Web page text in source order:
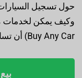
حول تسجيل
Buy Any Car) أن تساعد في تبسيط العملية.